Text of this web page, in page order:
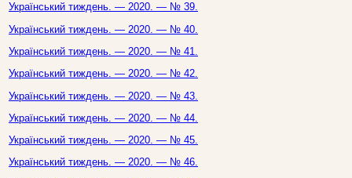
Український тиждень. — 2020. — № 39.
Український тиждень. — 2020. — № 40.
Український тиждень. — 2020. — № 41.
Український тиждень. — 2020. — № 42.
Український тиждень. — 2020. — № 43.
Український тиждень. — 2020. — № 44.
Український тиждень. — 2020. — № 45.
Український тиждень. — 2020. — № 46.